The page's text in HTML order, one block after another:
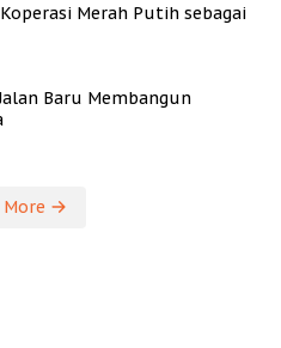
Merah Putih sebagai
Baru Membangun